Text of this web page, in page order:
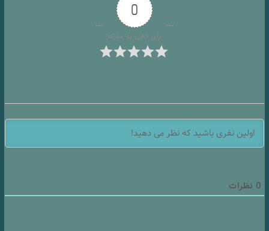
0
رأی دهی به مقاله
0 نظرات